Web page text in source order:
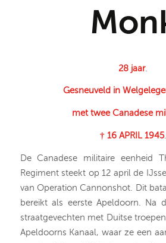
28 jaar.
Gesneuveld in
met twee Canadese
† 16 APRIL 1945.
De Canadese militaire eenheid
Regiment steekt op 12 april de
van Operation Cannonshot. Dit
bereikt als eerste Apeldoorn. Na
straatgevechten met Duitse
Apeldoorns Kanaal, waar ze een